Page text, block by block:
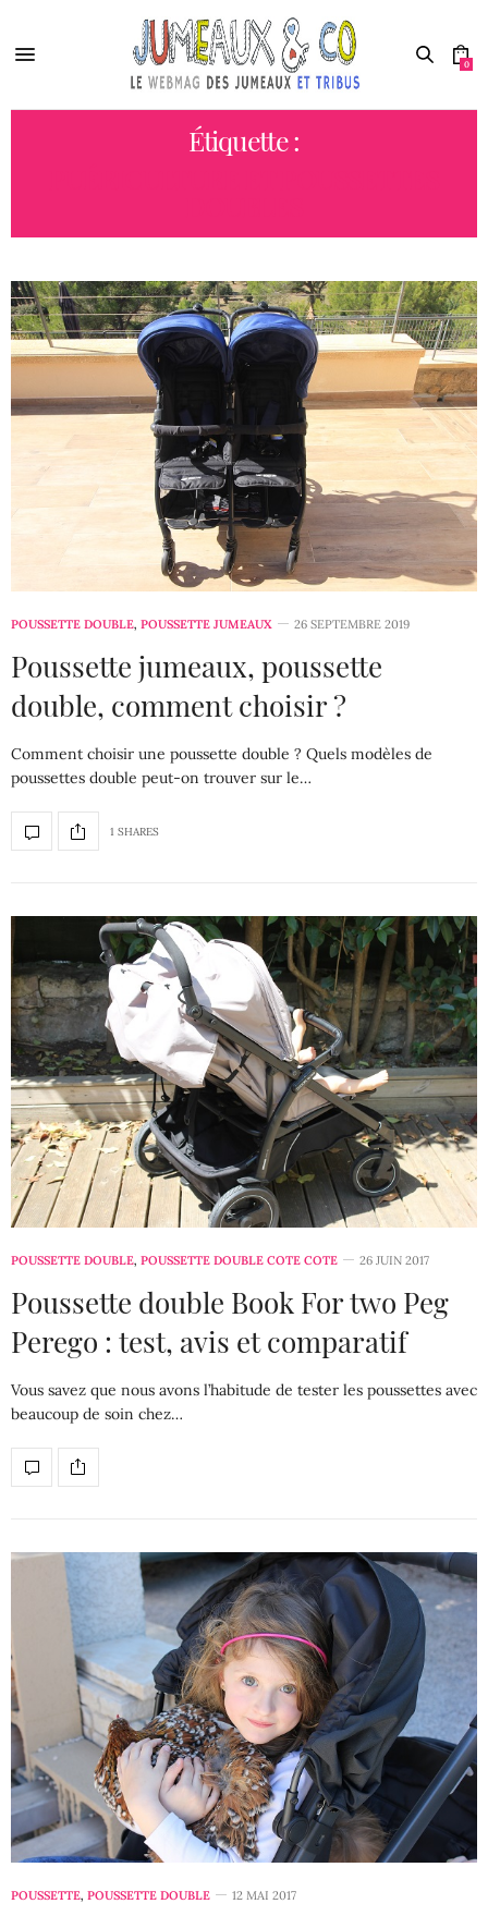
0
Étiquette :
POUSSETTE DOUBLE, POUSSETTE JUMEAUX 26 SEPTEMBRE 2019
Poussette jumeaux, poussette
double, comment choisir ?
Comment choisir une poussette double ? Quels modèles de
poussettes double peut-on trouver sur le…
1 SHARES
POUSSETTE DOUBLE, POUSSETTE DOUBLE COTE COTE 26 JUIN 2017
Poussette double Book For two Peg
Perego : test, avis et comparatif
Vous savez que nous avons l’habitude de tester les poussettes avec
beaucoup de soin chez…
POUSSETTE, POUSSETTE DOUBLE 12 MAI 2017